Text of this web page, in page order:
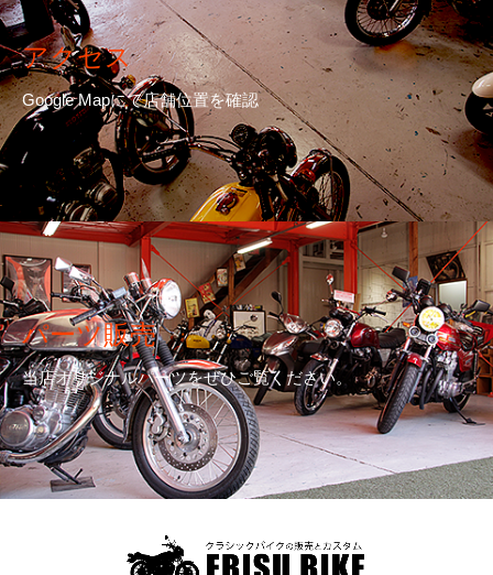
アクセス
Google Mapにて店舗位置を確認
パーツ販売
当店オリジナルパーツをぜひご覧ください。